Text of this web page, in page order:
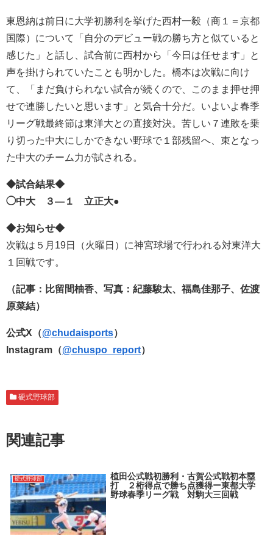
東恩納は前日に大学初勝利を挙げた西村一毅（商１＝京都
国際）について「自分のデビュー戦の勝ち方と似ていると
感じた」と話し、試合前に西村から「今日は任せます」と
声を掛けられていたことも明かした。橋本は次戦に向け
て、「まだ負けられない試合が続くので、このまま押せ押
せで連勝したいと思います」と気合十分だ。いよいよ春季
リーグ戦最終節は東洋大との直接対決。苦しい７連敗を乗
り切った中大にしかできない野球で１部残留へ、束となっ
た中大のチーム力が試される。
◆試合結果◆
◯中大 ３―１ 立正大●
◆お知らせ◆
次戦は５月19日（火曜日）に神宮球場で行われる対東洋大
１回戦です。
（記事：比留間柚香、写真：紀藤駿太、福島佳那子、佐渡
原菜結）
公式X（@chudaisports）
Instagram（@chuspo_report）
硬式野球部
関連記事
硬式野球部
植田公式戦初勝利・古賀公式戦初本塁
打 ２桁得点で勝ち点獲得ー東都大学
野球春季リーグ戦 対駒大三回戦